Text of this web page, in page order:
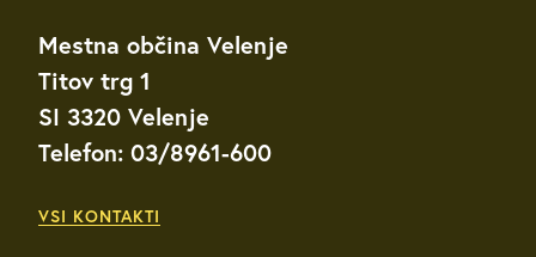
Mestna občina Velenje
Titov trg 1
SI 3320 Velenje
Telefon: 03/8961-600
VSI KONTAKTI